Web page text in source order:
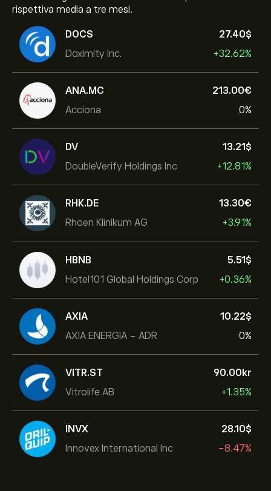
rispettiva media a tre mesi.
DOCS
Doximity Inc.
27.40‎$‎
+32.62%
ANA.MC
Acciona
213.00‎€‎
0%
DV
DoubleVerify Holdings Inc
13.21‎$‎
+12.81%
RHK.DE
Rhoen Klinikum AG
13.30‎€‎
+3.91%
HBNB
Hotel101 Global Holdings Corp
5.51‎$‎
+0.36%
AXIA
AXIA ENERGIA - ADR
10.22‎$‎
0%
VITR.ST
Vitrolife AB
90.00‎kr‎
+1.35%
INVX
Innovex International Inc
28.10‎$‎
-8.47%